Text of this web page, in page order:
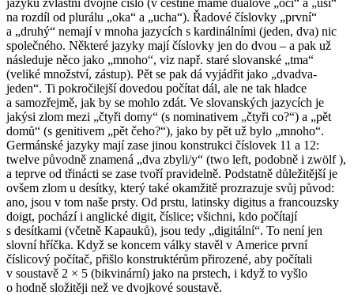
na rozdíl od plurálu „oka“ a „ucha“). Řadové číslovky „první“
a „druhý“ nemají v mnoha jazycích s kardinálními (jeden, dva) nic
společného. Některé jazyky mají číslovky jen do dvou – a pak už
následuje něco jako „mnoho“, viz např. staré slovanské „tma“
(veliké množství, zástup). Pět se pak dá vyjádřit jako „dva­dva-
jeden“. Ti pokročilejší dovedou počítat dál, ale ne tak hladce
a samozřejmě, jak by se mohlo zdát. Ve slovanských jazycích je
jakýsi zlom mezi „čtyři domy“ (s nominativem „čtyři co?“) a „pět
domů“ (s genitivem „pět čeho?“), jako by pět už bylo „mnoho“.
Germánské jazyky mají zase jinou konstrukci číslovek 11 a 12:
twelve původně znamená „dva zbyli/y“ (two left, podobně i zwölf),
a teprve od třinácti se zase tvoří pravidelně. Podstatně důležitější je
ovšem zlom u desítky, který také okamžitě prozrazuje svůj původ:
ano, jsou v tom naše prsty. Od prstu, latinsky digitus a francouzsky
doigt, pochází i anglické digit, číslice; všichni, kdo počítají
s desítkami (včetně Kapauků), jsou tedy „digitální“. To není jen
slovní hříčka. Když se koncem války stavěl v Americe první
číslicový počítač, přišlo konstruktérům přirozené, aby počítali
v soustavě 2 × 5 (bikvinární) jako na prstech, i když to vyšlo
o hodně složitěji než ve dvojkové soustavě.